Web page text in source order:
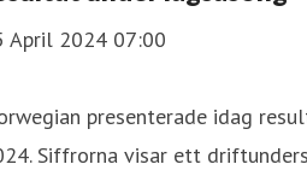
April 2024 07:00
presenterade idag
Siffrorna visar ett